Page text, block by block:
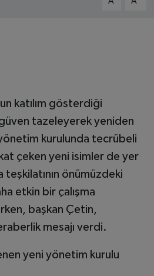
katılım gösterdiği
tazeleyerek yeniden
kurulunda tecrübeli
çeken yeni isimler de yer
teşkilatının önümüzdeki
etkin bir çalışma
başkan Çetin,
mesajı verdi.
yeni yönetim kurulu